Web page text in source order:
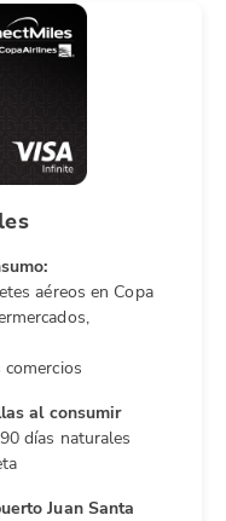
aéreos en Copa
al consumir
días naturales
Juan Santa